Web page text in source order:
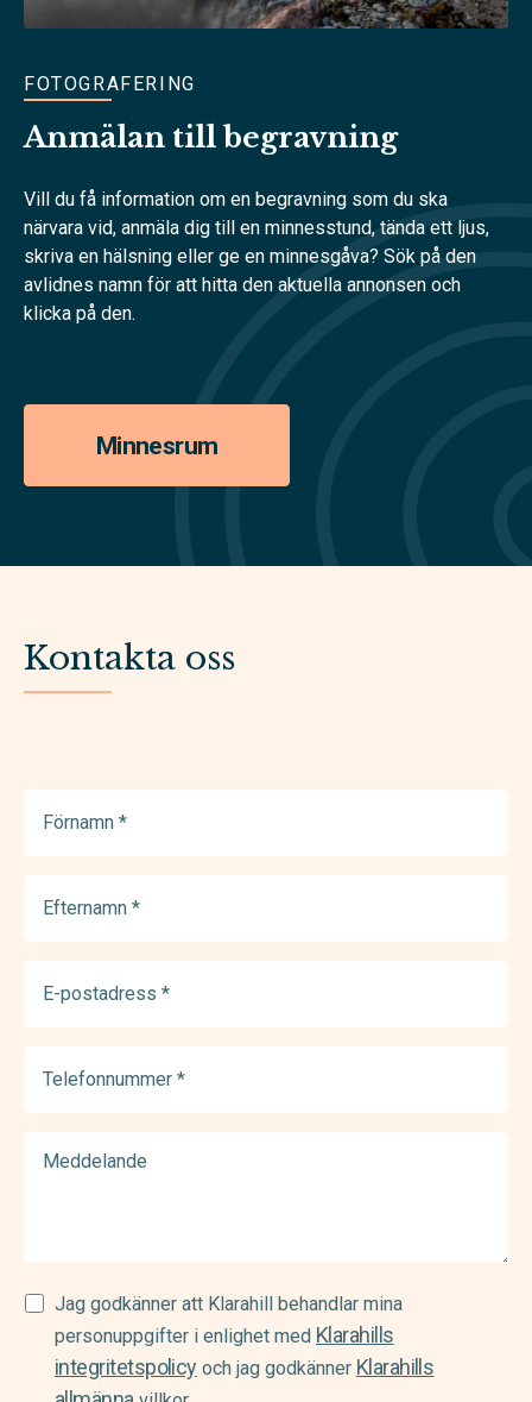
FOTOGRAFERING
Anmälan till begravning
Vill du få information om en begravning som du ska
närvara vid, anmäla dig till en minnesstund, tända ett ljus,
skriva en hälsning eller ge en minnesgåva? Sök på den
avlidnes namn för att hitta den aktuella annonsen och
klicka på den.
Minnesrum
Kontakta oss
(Required)
(Required)
postadress
(Required)
Samtycke
(Required)
Jag godkänner att Klarahill behandlar mina
personuppgifter i enlighet med Klarahills
integritetspolicyoch jag godkänner Klarahills